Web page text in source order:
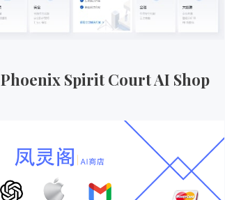
Phoenix Spirit Court AI Shop